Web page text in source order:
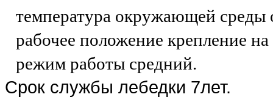
температура окружающей
рабочее положение крепление
режим работы средний.
Срок службы лебедки 7лет.